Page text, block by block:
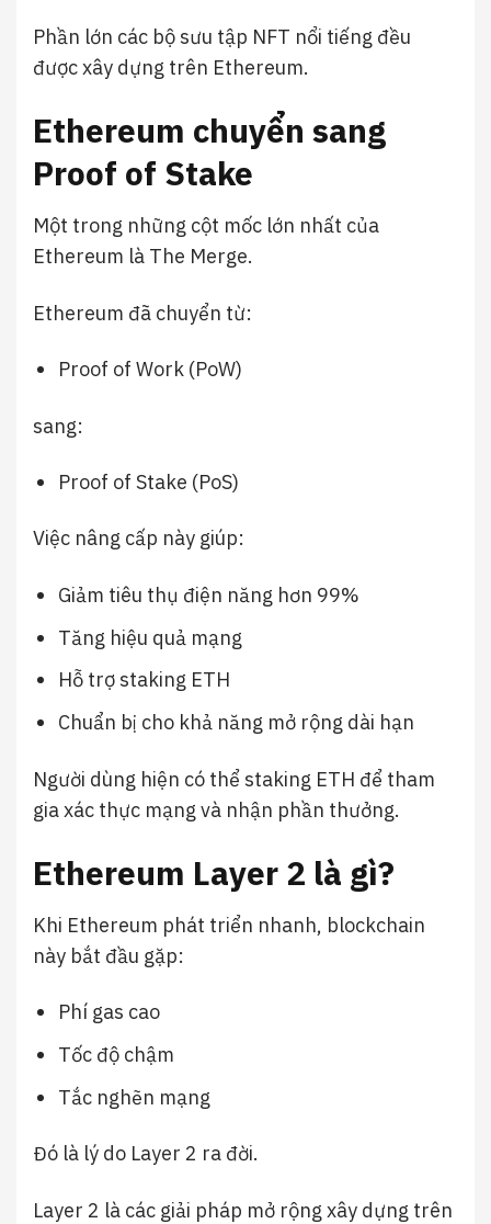
Phần lớn các bộ sưu tập NFT nổi tiếng đều
được xây dựng trên Ethereum.
Ethereum chuyển sang
Proof of Stake
Một trong những cột mốc lớn nhất của
Ethereum là The Merge.
Ethereum đã chuyển từ:
Proof of Work (PoW)
sang:
Proof of Stake (PoS)
Việc nâng cấp này giúp:
Giảm tiêu thụ điện năng hơn 99%
Tăng hiệu quả mạng
Hỗ trợ staking ETH
Chuẩn bị cho khả năng mở rộng dài hạn
Người dùng hiện có thể staking ETH để tham
gia xác thực mạng và nhận phần thưởng.
Ethereum Layer 2 là gì?
Khi Ethereum phát triển nhanh, blockchain
này bắt đầu gặp:
Phí gas cao
Tốc độ chậm
Tắc nghẽn mạng
Đó là lý do Layer 2 ra đời.
Layer 2 là các giải pháp mở rộng xây dựng trên